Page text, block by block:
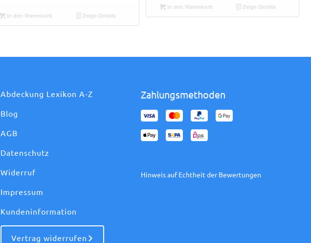
In den Warenkorb Zeige Details
In den Warenkorb Zeige Details
Abdeckung Lexikon A-Z
Blog
AGB
Datenschutz
Widerruf
Impressum
Kundeninformation
Vertrag widerrufen
Zahlungsmethoden
Hinweis auf Echtheit der Bewertungen